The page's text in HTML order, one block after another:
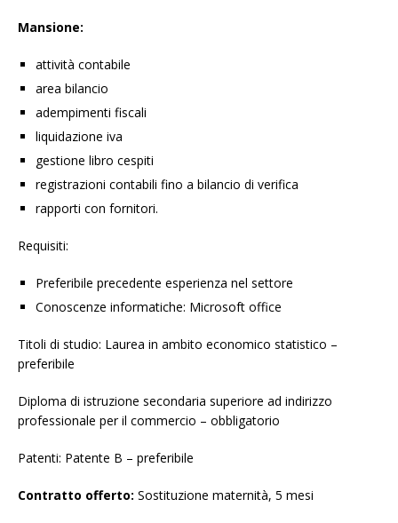
Mansione:
attività contabile
area bilancio
adempimenti fiscali
liquidazione iva
gestione libro cespiti
registrazioni contabili fino a bilancio di verifica
rapporti con fornitori.
Requisiti:
Preferibile precedente esperienza nel settore
Conoscenze informatiche: Microsoft office
Titoli di studio: Laurea in ambito economico statistico –
preferibile
Diploma di istruzione secondaria superiore ad indirizzo
professionale per il commercio – obbligatorio
Patenti: Patente B – preferibile
Contratto offerto: Sostituzione maternità, 5 mesi